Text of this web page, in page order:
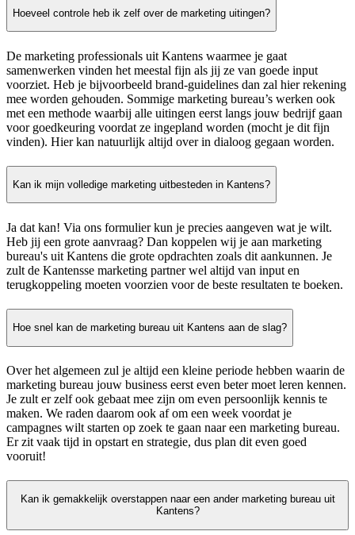
Hoeveel controle heb ik zelf over de marketing uitingen?
De marketing professionals uit Kantens waarmee je gaat
samenwerken vinden het meestal fijn als jij ze van goede input
voorziet. Heb je bijvoorbeeld brand-guidelines dan zal hier rekening
mee worden gehouden. Sommige marketing bureau’s werken ook
met een methode waarbij alle uitingen eerst langs jouw bedrijf gaan
voor goedkeuring voordat ze ingepland worden (mocht je dit fijn
vinden). Hier kan natuurlijk altijd over in dialoog gegaan worden.
Kan ik mijn volledige marketing uitbesteden in Kantens?
Ja dat kan! Via ons formulier kun je precies aangeven wat je wilt.
Heb jij een grote aanvraag? Dan koppelen wij je aan marketing
bureau's uit Kantens die grote opdrachten zoals dit aankunnen. Je
zult de Kantensse marketing partner wel altijd van input en
terugkoppeling moeten voorzien voor de beste resultaten te boeken.
Hoe snel kan de marketing bureau uit Kantens aan de slag?
Over het algemeen zul je altijd een kleine periode hebben waarin de
marketing bureau jouw business eerst even beter moet leren kennen.
Je zult er zelf ook gebaat mee zijn om even persoonlijk kennis te
maken. We raden daarom ook af om een week voordat je
campagnes wilt starten op zoek te gaan naar een marketing bureau.
Er zit vaak tijd in opstart en strategie, dus plan dit even goed
vooruit!
Kan ik gemakkelijk overstappen naar een ander marketing bureau uit
Kantens?